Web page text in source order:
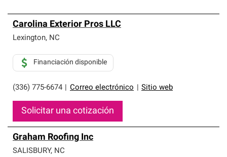
Carolina Exterior Pros LLC
Lexington, NC
(336) 775-6674 Correo electrónico Sitio web
Financiación disponible
Solicitar una cotización
Graham Roofing Inc
SALISBURY, NC